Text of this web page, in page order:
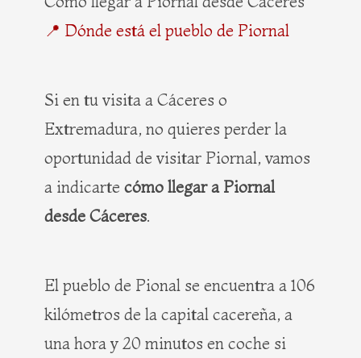
📍 Dónde está el pueblo de Piornal
Si en tu visita a Cáceres o
Extremadura, no quieres perder la
oportunidad de visitar Piornal, vamos
a indicarte cómo llegar a Piornal
desde Cáceres.
El pueblo de Pional se encuentra a 106
kilómetros de la capital cacereña, a
una hora y 20 minutos en coche si